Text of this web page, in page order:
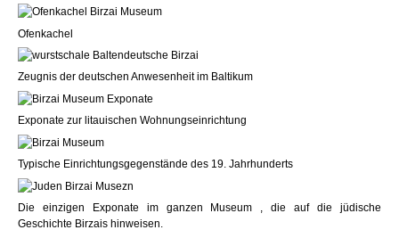
Ofenkachel
Zeugnis der deutschen Anwesenheit im Baltikum
Exponate zur litauischen Wohnungseinrichtung
Typische Einrichtungsgegenstände des 19. Jahrhunderts
Die einzigen Exponate im ganzen Museum , die auf die jüdische
Geschichte Birzais hinweisen.